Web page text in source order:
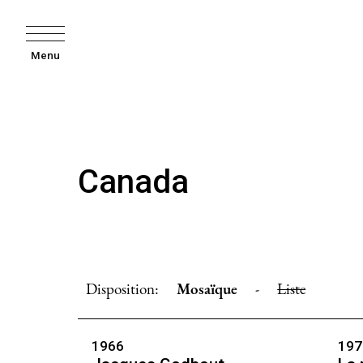
Menu
Canada
Disposition: Mosaïque - Liste
1966